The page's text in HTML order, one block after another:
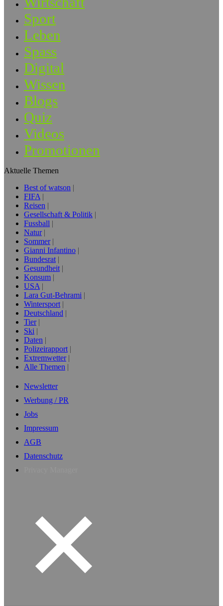
Sport
Leben
Spass
Digital
Wissen
Blogs
Quiz
Videos
Promotionen
Aktuelle Themen
Best of watson
FIFA
Reisen
Gesellschaft & Politik
Fussball
Natur
Sommer
Gianni Infantino
Bundesrat
Gesundheit
Konsum
USA
Lara Gut-Behrami
Wintersport
Deutschland
Tier
Ski
Daten
Polizeirapport
Extremwetter
Alle Themen
Newsletter
Werbung / PR
Jobs
Impressum
AGB
Datenschutz